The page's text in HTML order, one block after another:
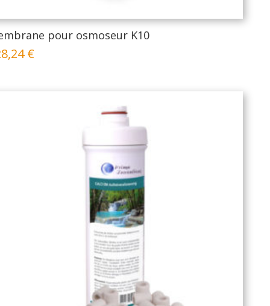
pour osmoseur K10
€